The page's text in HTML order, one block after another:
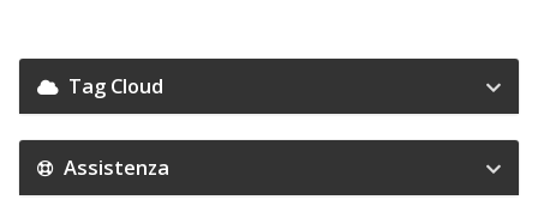
Tag Cloud
Assistenza